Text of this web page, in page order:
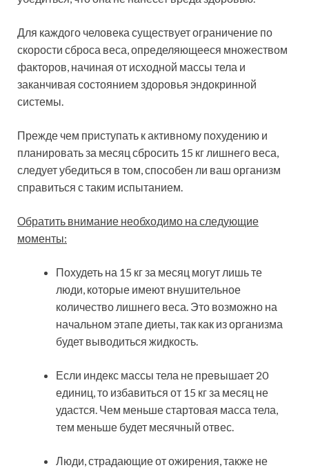
Для каждого человека существует ограничение по
скорости сброса веса, определяющееся множеством
факторов, начиная от исходной массы тела и
заканчивая состоянием здоровья эндокринной
системы.
Прежде чем приступать к активному похудению и
планировать за месяц сбросить 15 кг лишнего веса,
следует убедиться в том, способен ли ваш организм
справиться с таким испытанием.
Обратить внимание необходимо на следующие
моменты:
Похудеть на 15 кг за месяц могут лишь те
люди, которые имеют внушительное
количество лишнего веса. Это возможно на
начальном этапе диеты, так как из организма
будет выводиться жидкость.
Если индекс массы тела не превышает 20
единиц, то избавиться от 15 кг за месяц не
удастся. Чем меньше стартовая масса тела,
тем меньше будет месячный отвес.
Люди, страдающие от ожирения, также не